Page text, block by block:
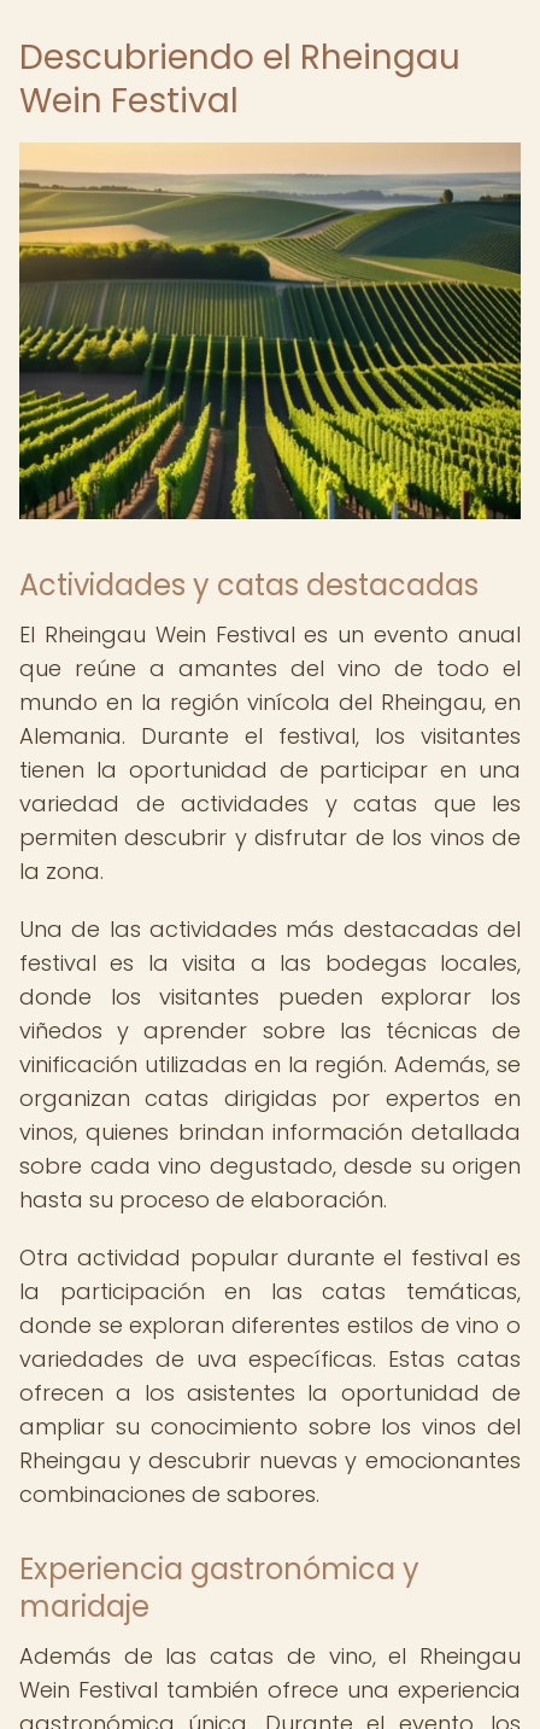
Descubriendo el Rheingau
Wein Festival
Actividades y catas destacadas
El Rheingau Wein Festival es un evento anual
que reúne a amantes del vino de todo el
mundo en la región vinícola del Rheingau, en
Alemania. Durante el festival, los visitantes
tienen la oportunidad de participar en una
variedad de actividades y catas que les
permiten descubrir y disfrutar de los vinos de
la zona.
Una de las actividades más destacadas del
festival es la visita a las bodegas locales,
donde los visitantes pueden explorar los
viñedos y aprender sobre las técnicas de
vinificación utilizadas en la región. Además, se
organizan catas dirigidas por expertos en
vinos, quienes brindan información detallada
sobre cada vino degustado, desde su origen
hasta su proceso de elaboración.
Otra actividad popular durante el festival es
la participación en las catas temáticas,
donde se exploran diferentes estilos de vino o
variedades de uva específicas. Estas catas
ofrecen a los asistentes la oportunidad de
ampliar su conocimiento sobre los vinos del
Rheingau y descubrir nuevas y emocionantes
combinaciones de sabores.
Experiencia gastronómica y
maridaje
Además de las catas de vino, el Rheingau
Wein Festival también ofrece una experiencia